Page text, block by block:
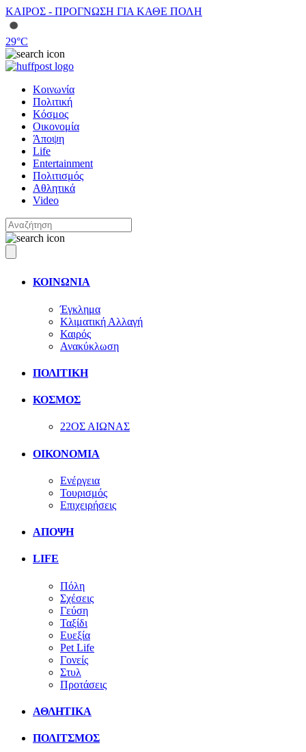
ΚΑΙΡΟΣ - ΠΡΟΓΝΩΣΗ ΓΙΑ ΚΑΘΕ ΠΟΛΗ
29°C
Κοινωνία
Πολιτική
Κόσμος
Οικονομία
Άποψη
Life
Entertainment
Πολιτισμός
Αθλητικά
Video
ΚΟΙΝΩΝΙΑ
Έγκλημα
Κλιματική Αλλαγή
Καιρός
Ανακύκλωση
ΠΟΛΙΤΙΚΗ
ΚΟΣΜΟΣ
22ΟΣ ΑΙΩΝΑΣ
ΟΙΚΟΝΟΜΙΑ
Ενέργεια
Τουρισμός
Επιχειρήσεις
ΑΠΟΨΗ
LIFE
Πόλη
Σχέσεις
Γεύση
Ταξίδι
Ευεξία
Pet Life
Γονείς
Στυλ
Προτάσεις
ΑΘΛΗΤΙΚΑ
ΠΟΛΙΤΣΜΟΣ